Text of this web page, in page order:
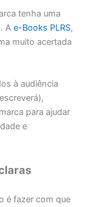
tenha uma
Ae-Books PLRS,
muito acertada
à audiência
para ajudar
e
é fazer com que